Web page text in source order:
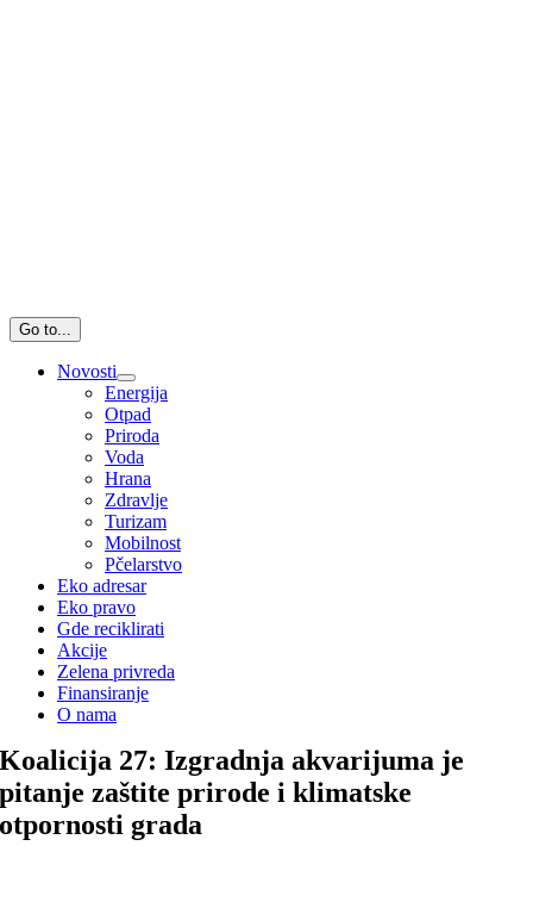
Go to...
Novosti
Energija
Otpad
Priroda
Voda
Hrana
Zdravlje
Turizam
Mobilnost
Pčelarstvo
Eko adresar
Eko pravo
Gde reciklirati
Akcije
Zelena privreda
Finansiranje
O nama
Koalicija 27: Izgradnja akvarijuma je
pitanje zaštite prirode i klimatske
otpornosti grada